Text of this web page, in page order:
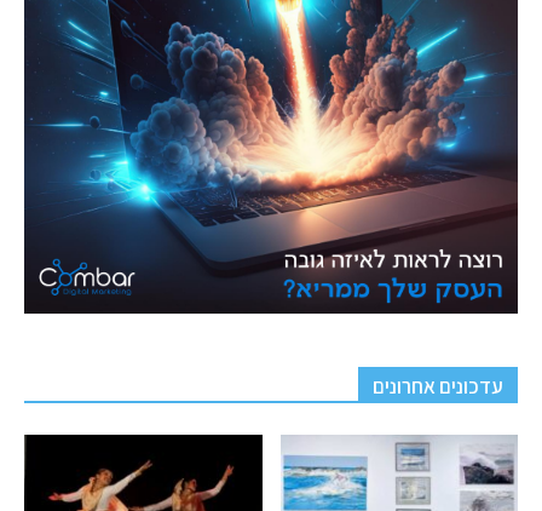
עדכונים אחרונים